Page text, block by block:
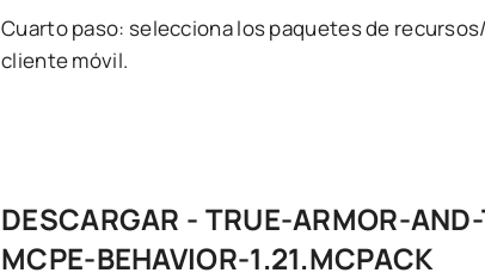
Cuarto paso: selecciona los paquetes de
cliente móvil.
DESCARGAR - TRUE-ARMOR-
MCPE-BEHAVIOR-1.21.MCPACK